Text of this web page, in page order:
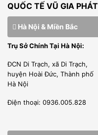
QUỐC TẾ VŨ GIA PHÁT
Hà Nội & Miền Bắc
Trụ Sở Chính Tại Hà Nội:
ĐCN Di Trạch, xã Di Trạch,
huyện Hoài Đức, Thành phố
Hà Nội
Điện thoại: 0936.005.828